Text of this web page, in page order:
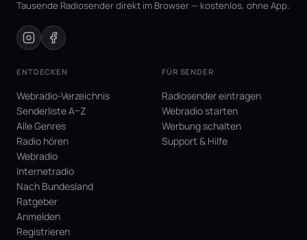
Tausende Radiosender direkt im Browser — kostenlos, ohne App.
ENTDECKEN
Webradio-Verzeichnis
Senderliste A–Z
Alle Genres
Radio hören
Webradio
Internetradio
Nach Bundesland
Ratgeber
Anmelden
Registrieren
FÜR SENDER
Radiosender eintragen
Webradio starten
Werbung schalten
Support & Hilfe